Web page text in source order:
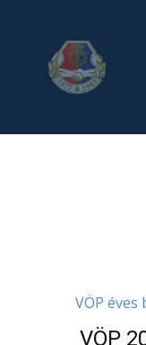
VÖP éves
VÖP